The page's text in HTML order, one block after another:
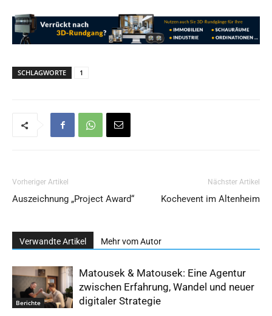
SCHLAGWORTE 1
Vorheriger Artikel
Auszeichnung „Project Award“
Nächster Artikel
Kochevent im Altenheim
Verwandte Artikel Mehr vom Autor
Berichte
Matousek & Matousek: Eine Agentur
zwischen Erfahrung, Wandel und neuer
digitaler Strategie